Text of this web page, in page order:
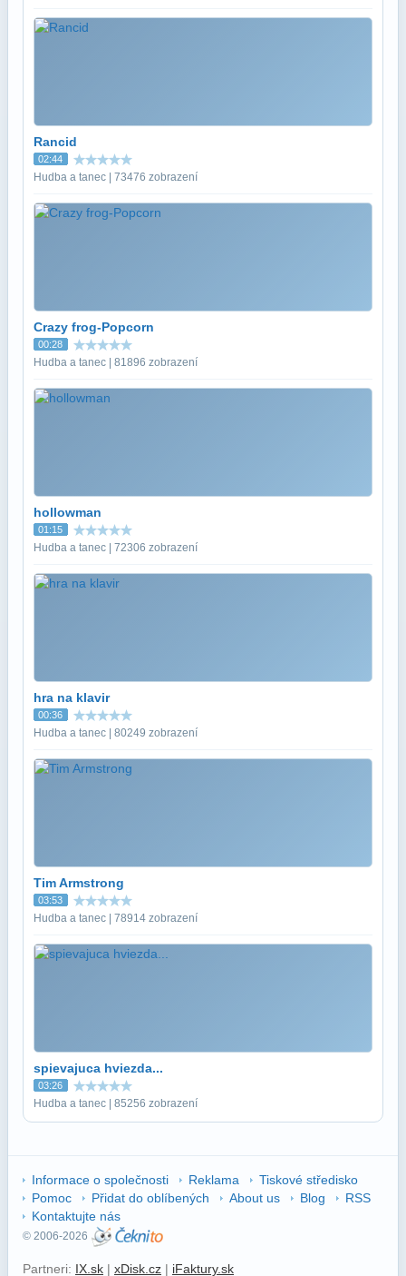
Rancid
02:44
Hudba a tanec | 73476 zobrazení
Crazy frog-Popcorn
00:28
Hudba a tanec | 81896 zobrazení
hollowman
01:15
Hudba a tanec | 72306 zobrazení
hra na klavir
00:36
Hudba a tanec | 80249 zobrazení
Tim Armstrong
03:53
Hudba a tanec | 78914 zobrazení
spievajuca hviezda...
03:26
Hudba a tanec | 85256 zobrazení
Informace o společnosti Reklama
Tiskové středisko
Pomoc
Přidat do oblíbených About us Blog
RSS
Kontaktujte nás
© 2006-2026
Partneri: IX.sk | xDisk.cz | iFaktury.sk